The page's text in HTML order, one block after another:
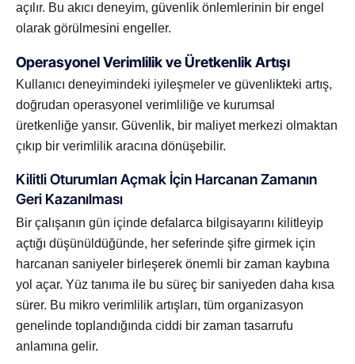
açılır. Bu akıcı deneyim, güvenlik önlemlerinin bir engel
olarak görülmesini engeller.
Operasyonel Verimlilik ve Üretkenlik Artışı
Kullanıcı deneyimindeki iyileşmeler ve güvenlikteki artış,
doğrudan operasyonel verimliliğe ve kurumsal
üretkenliğe yansır. Güvenlik, bir maliyet merkezi olmaktan
çıkıp bir verimlilik aracına dönüşebilir.
Kilitli Oturumları Açmak İçin Harcanan Zamanın
Geri Kazanılması
Bir çalışanın gün içinde defalarca bilgisayarını kilitleyip
açtığı düşünüldüğünde, her seferinde şifre girmek için
harcanan saniyeler birleşerek önemli bir zaman kaybına
yol açar. Yüz tanıma ile bu süreç bir saniyeden daha kısa
sürer. Bu mikro verimlilik artışları, tüm organizasyon
genelinde toplandığında ciddi bir zaman tasarrufu
anlamına gelir.